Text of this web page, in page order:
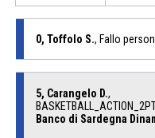
0, Toffolo S., Fallo
5, Carangelo D.,
Banco di Sardegna